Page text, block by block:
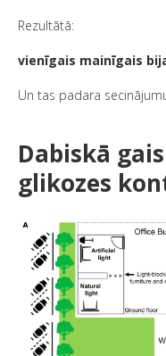
Rezultātā:
vienīgais mainīgais
Un tas padara
Dabiskā
glikozes